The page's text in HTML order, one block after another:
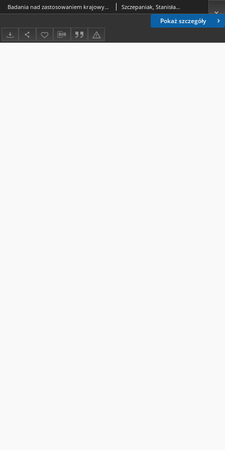
Pokaż szczegóły
Badania nad zastosowaniem krajowych kationitów fenolosulfonowych w analizie ilościowej aminokwasów. 2, Oznaczanie ilościowe aminokwasów rozdzielonych na kolumnie Szczepaniak, Stanisław (farmacja).